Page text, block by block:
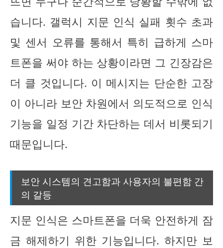
습니다. 갤럭시 지문 인식 실패 횟수 초과
및 센서 오류를 통해서 특히 급하게 스마
트폰을 써야 하는 상황이라면 그 긴장감은
더 클 것입니다. 이 메시지는 단순한 고장
이 아니라 보안 차원에서 의도적으로 인식
기능을 일정 기간 차단하는 데서 비롯되기
때문입니다.
보안 시스템의 견고함과 사용자의 불편함 간
의 갈등
지문 인식은 스마트폰을 더욱 안전하게 잠
금 해제하기 위한 기능입니다. 하지만 보